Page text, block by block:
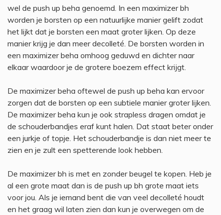
wel de push up beha genoemd. In een maximizer bh
worden je borsten op een natuurlijke manier gelift zodat
het lijkt dat je borsten een maat groter lijken. Op deze
manier krijg je dan meer decolleté. De borsten worden in
een maximizer beha omhoog geduwd en dichter naar
elkaar waardoor je de grotere boezem effect krijgt.
De maximizer beha oftewel de push up beha kan ervoor
zorgen dat de borsten op een subtiele manier groter lijken.
De maximizer beha kun je ook strapless dragen omdat je
de schouderbandjes eraf kunt halen. Dat staat beter onder
een jurkje of topje. Het schouderbandje is dan niet meer te
zien en je zult een spetterende look hebben.
De maximizer bh is met en zonder beugel te kopen. Heb je
al een grote maat dan is de push up bh grote maat iets
voor jou. Als je iemand bent die van veel decolleté houdt
en het graag wil laten zien dan kun je overwegen om de